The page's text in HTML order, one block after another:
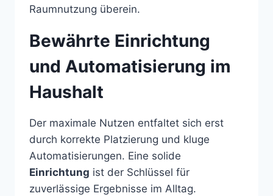
Raumnutzung überein.
Bewährte Einrichtung
und Automatisierung im
Haushalt
Der maximale Nutzen entfaltet sich erst
durch korrekte Platzierung und kluge
Automatisierungen. Eine solide
Einrichtung ist der Schlüssel für
zuverlässige Ergebnisse im Alltag.